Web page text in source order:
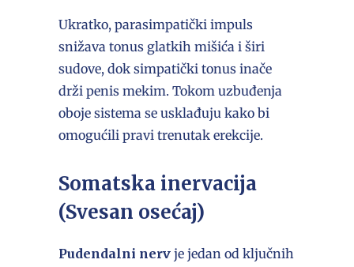
Ukratko, parasimpatički impuls
snižava tonus glatkih mišića i širi
sudove, dok simpatički tonus inače
drži penis mekim. Tokom uzbuđenja
oboje sistema se usklađuju kako bi
omogućili pravi trenutak erekcije.
Somatska inervacija
(Svesan osećaj)
Pudendalni nerv je jedan od ključnih